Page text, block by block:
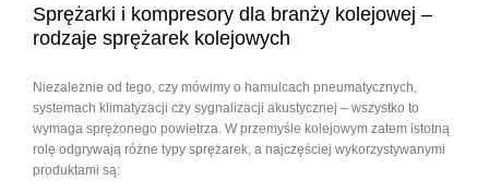
Sprężarki i kompresory dla branży kolejowej –
rodzaje sprężarek kolejowych
Niezależnie od tego, czy mówimy o hamulcach pneumatycznych,
systemach klimatyzacji czy sygnalizacji akustycznej – wszystko to
wymaga sprężonego powietrza. W przemyśle kolejowym zatem istotną
rolę odgrywają różne typy sprężarek, a najczęściej wykorzystywanymi
produktami są: